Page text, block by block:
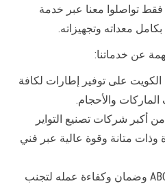
تواصلوا معنا عبر خدمة
معداته وتجهيزاته.
عن خدماتنا:
على توفير إطارات لكافة
والأحجام.
أكبر شركات تصنيع التواير
متانة وقوة عالية عبر فني
نعمل على فحص نظام ABC وضمان وكفاءة عمله لتجنب